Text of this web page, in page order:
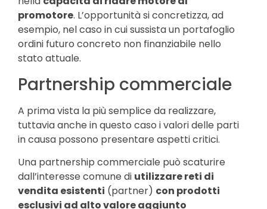
promotore. L’opportunità si concretizza, ad
esempio, nel caso in cui sussista un portafoglio
ordini futuro concreto non finanziabile nello
stato attuale.
Partnership commerciale
A prima vista la più semplice da realizzare,
tuttavia anche in questo caso i valori delle parti
in causa possono presentare aspetti critici.
Una partnership commerciale può scaturire
dall’interesse comune di utilizzare reti di
vendita esistenti (partner) con prodotti
esclusivi ad alto valore aggiunto